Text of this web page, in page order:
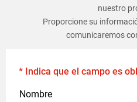
nuestro
Proporcione su
comunicaremos
* Indica que el campo es
Nombre